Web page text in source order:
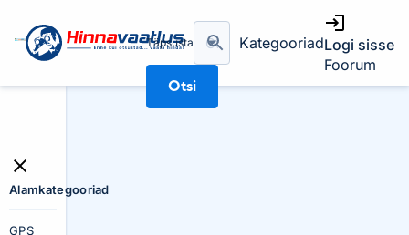
Täpsusta
Otsi
KategooriadLogi sisse
Foorum
Alamkategooriad
GPS